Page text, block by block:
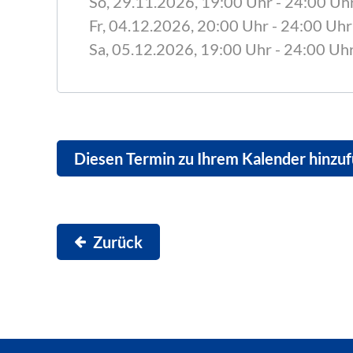
Fr, 04.12.2026, 20:00 Uhr - 24:00 Uhr
Sa, 05.12.2026, 19:00 Uhr - 24:00
Diesen Termin zu Ihrem Kalender
Zurück